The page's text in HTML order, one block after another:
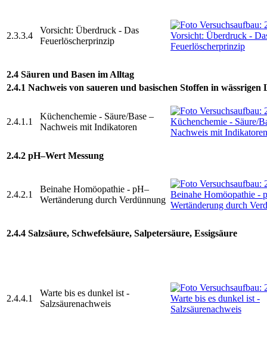
2.3.3.4
Vorsicht: Überdruck - Das
Feuerlöscherprinzip
2.4 Säuren und Basen im Alltag
2.4.1 Nachweis von saueren und basischen Stoffen in
2.4.1.1
Küchenchemie - Säure/Base –
Nachweis mit Indikatoren
2.4.2 pH–Wert Messung
2.4.2.1
Beinahe Homöopathie - pH–
Wertänderung durch Verdünnung
2.4.4 Salzsäure, Schwefelsäure, Salpetersäure, Essigsäure
2.4.4.1
Warte bis es dunkel ist -
Salzsäurenachweis